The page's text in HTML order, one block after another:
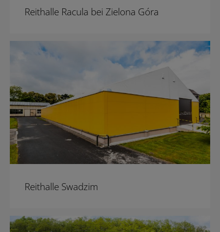
Reithalle Racula bei Zielona Góra
Reithalle Swadzim